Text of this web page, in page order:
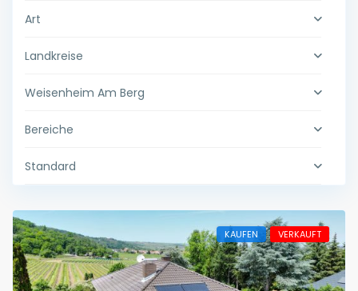
Art
Landkreise
Weisenheim Am Berg
Bereiche
Standard
KAUFEN VERKAUFT